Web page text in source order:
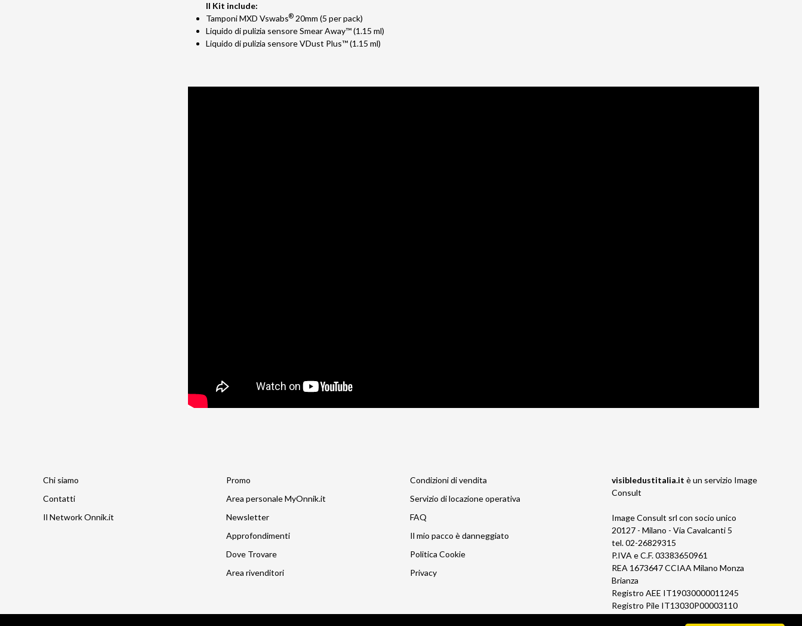
Il Kit include:
Tamponi MXD Vswabs® 20mm (5 per pack)
Liquido di pulizia sensore Smear Away™ (1.15 ml)
Liquido di pulizia sensore VDust Plus™ (1.15 ml)
Chi siamo
Contatti
Il Network Onnik.it
Promo
Area personale MyOnnik.it
Newsletter
Approfondimenti
Dove Trovare
Area rivenditori
Condizioni di vendita
Servizio di locazione operativa
FAQ
Il mio pacco è danneggiato
Politica Cookie
Privacy
visibledustitalia.it è un servizio Image
Consult
Image Consult srl con socio unico
20127 - Milano - Via Cavalcanti 5
tel. 02-26829315
P.IVA e C.F. 03383650961
REA 1673647 CCIAA Milano Monza
Brianza
Registro AEE IT19030000011245
Registro Pile IT13030P00003110